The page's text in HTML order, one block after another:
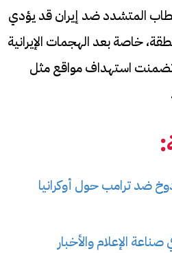
المتشدد ضد إيران قد يؤدي
خاصة بعد الهجمات الإيرانية
تضمنت استهداف مواقع مثل
ضد ترامب حول أوكرانيا
الإعلام والأخبار